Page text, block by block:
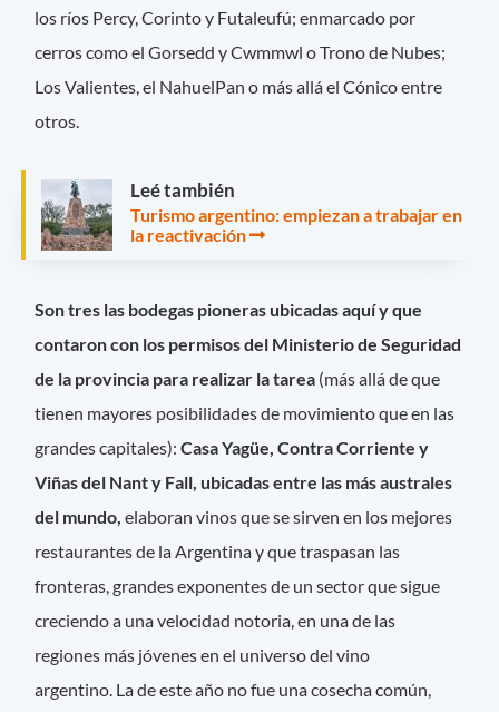
los ríos Percy, Corinto y Futaleufú; enmarcado por
cerros como el Gorsedd y Cwmmwl o Trono de Nubes;
Los Valientes, el NahuelPan o más allá el Cónico entre
otros.
Leé también
Turismo argentino: empiezan a trabajar en
la reactivación
Son tres las bodegas pioneras ubicadas aquí y que
contaron con los permisos del Ministerio de Seguridad
de la provincia para realizar la tarea (más allá de que
tienen mayores posibilidades de movimiento que en las
grandes capitales):Casa Yagüe, Contra Corriente y
Viñas del Nant y Fall, ubicadas entre las más australes
del mundo, elaboran vinos que se sirven en los mejores
restaurantes de la Argentina y que traspasan las
fronteras, grandes exponentes de un sector que sigue
creciendo a una velocidad notoria, en una de las
regiones más jóvenes en el universo del vino
argentino. La de este año no fue una cosecha común,